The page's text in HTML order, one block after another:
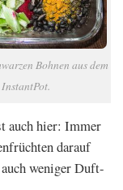
Bohnen aus dem
InstantPot.
auch hier: Immer
darauf
weniger Duft-